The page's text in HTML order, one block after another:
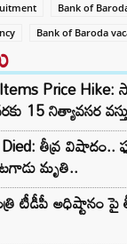
Bank of
Bank of Baroda
Price Hike:
15 నిత్యావసర
Died: తీవ్ర
మృతి..
టీడీపీ అధిష్టానం పై